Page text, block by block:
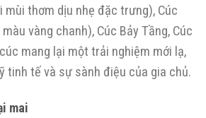
mùi thơm dịu nhẹ đặc trưng), Cúc
vàng chanh), Cúc Bảy Tầng, Cúc
mang lại một trải nghiệm mới lạ,
tinh tế và sự sành điệu của gia chủ.
mai